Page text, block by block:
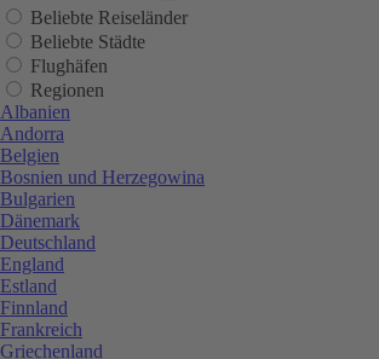
Beliebte Reiseländer
Beliebte Städte
Flughäfen
Regionen
Albanien
Andorra
Belgien
Bosnien und Herzegowina
Bulgarien
Dänemark
Deutschland
England
Estland
Finnland
Frankreich
Griechenland